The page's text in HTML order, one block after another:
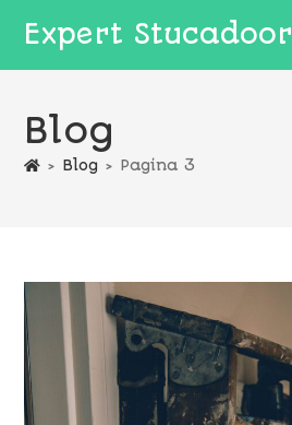
Expert Stucadoor
Blog
> Blog > Pagina 3